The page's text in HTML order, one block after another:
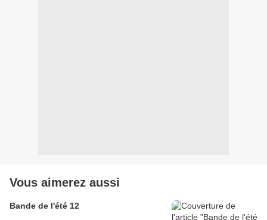
Vous aimerez aussi
Bande de l'été 12